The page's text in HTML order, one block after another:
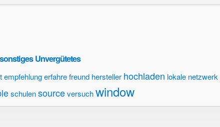
Unvergütetes
empfehlungerfahrefreund hersteller hochladen lokale netzwerk
schulensourceversuchwindow